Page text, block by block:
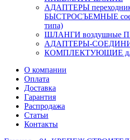
АДАПТЕРЫ
БЫСТРОСЪЕМНЫЕ
типа)
ШЛАНГИ воздушные
АДАПТЕРЫ-
КОМПЛЕКТУЮЩИЕ для
О компании
Оплата
Доставка
Гарантия
Распродажа
Статьи
Контакты